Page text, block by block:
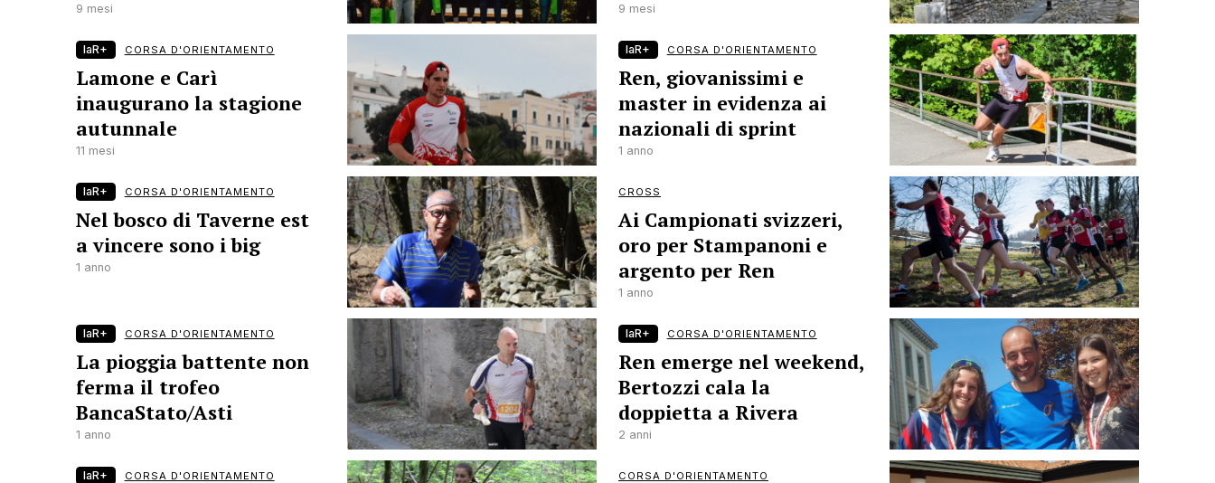
9 mesi 9 mesi
laR+ CORSA D'ORIENTAMENTO
Lamone e Carì
inaugurano la stagione
autunnale
11 mesi
laR+ CORSA D'ORIENTAMENTO
Ren, giovanissimi e
master in evidenza ai
nazionali di sprint
1 anno
laR+ CORSA D'ORIENTAMENTO
Nel bosco di Taverne est
a vincere sono i big
1 anno
CROSS
Ai Campionati svizzeri,
oro per Stampanoni e
argento per Ren
1 anno
laR+ CORSA D'ORIENTAMENTO
La pioggia battente non
ferma il trofeo
BancaStato/Asti
1 anno
laR+ CORSA D'ORIENTAMENTO
Ren emerge nel weekend,
Bertozzi cala la
doppietta a Rivera
2 anni
laR+ CORSA D'ORIENTAMENTO CORSA D'ORIENTAMENTO